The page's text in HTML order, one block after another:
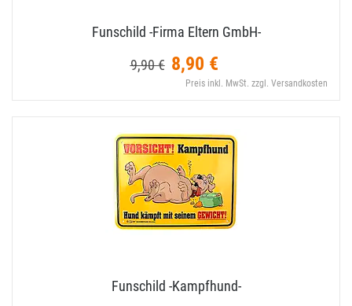
Funschild -Firma Eltern GmbH-
9,90 € 8,90 €
Preis inkl. MwSt. zzgl. Versandkosten
Funschild -Kampfhund-